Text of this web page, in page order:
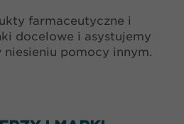
farmaceutyczne i
docelowe i asystujemy
pomocy innym.